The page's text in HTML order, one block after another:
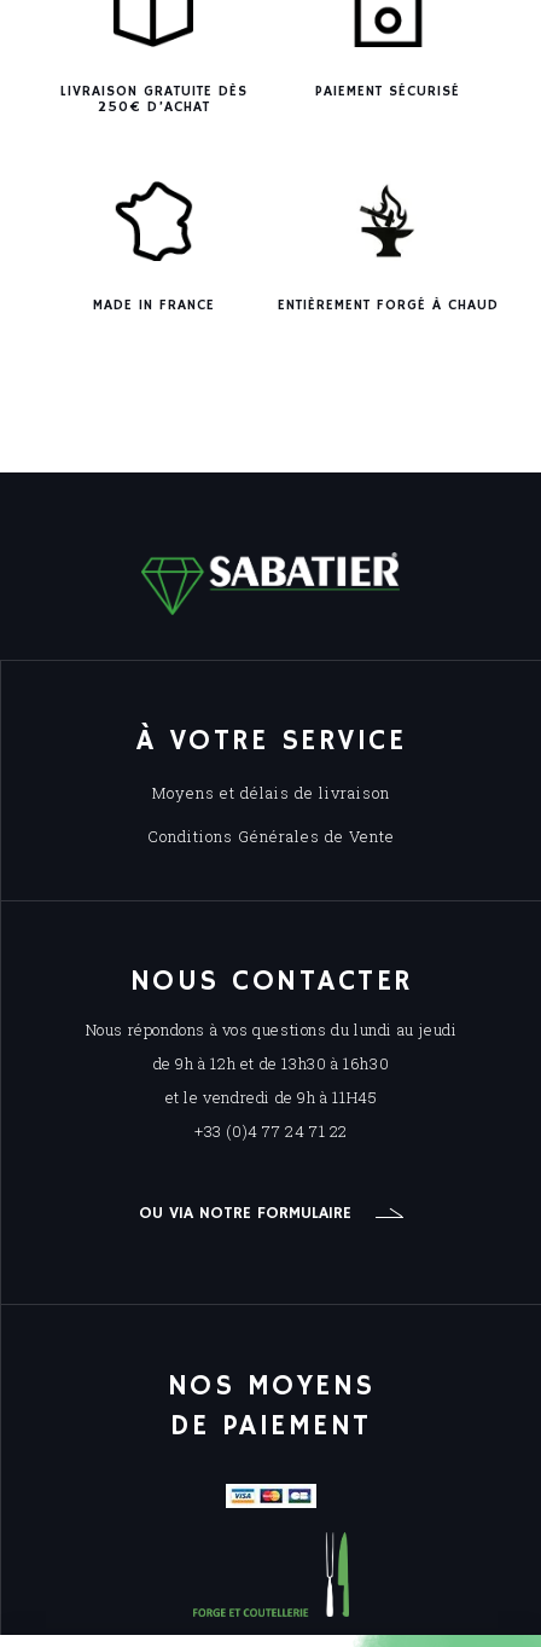
LIVRAISON GRATUITE DÈS
250€ D’ACHAT
PAIEMENT SÉCURISÉ
MADE IN FRANCE ENTIÈREMENT FORGÉ À CHAUD
À VOTRE SERVICE
Moyens et délais de livraison
Conditions Générales de Vente
NOUS CONTACTER
Nous répondons à vos questions du lundi au jeudi
de 9h à 12h et de 13h30 à 16h30
et le vendredi de 9h à 11H45
+33 (0)4 77 24 71 22
OU VIA NOTRE FORMULAIRE
NOS MOYENS
DE PAIEMENT